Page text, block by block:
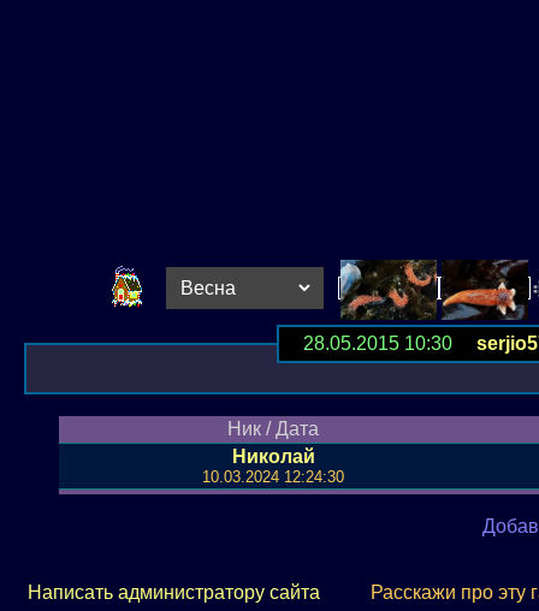
28.05.2015 10:30
Ник / Дата
Николай
10.03.2024 12:24:30
Написать администратору сайта Расскажи про эту